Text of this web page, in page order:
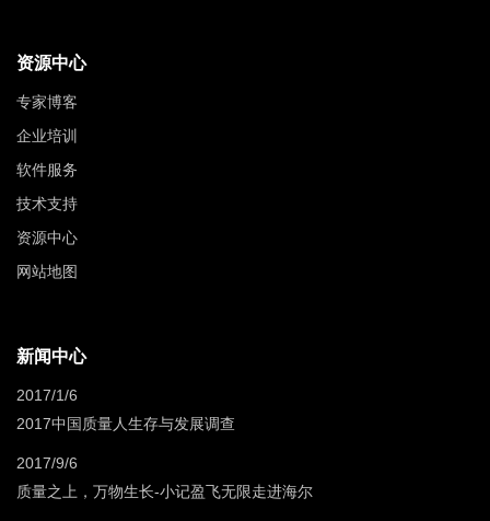
资源中心
专家博客
企业培训
软件服务
技术支持
资源中心
网站地图
新闻中心
2017/1/6
2017中国质量人生存与发展调查
2017/9/6
质量之上，万物生长-小记盈飞无限走进海尔